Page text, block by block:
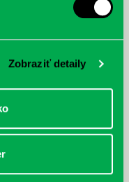
Zobraziť detaily